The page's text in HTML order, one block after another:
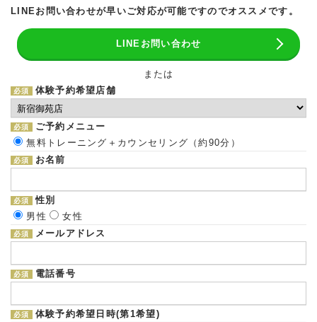
LINEお問い合わせが早いご対応が可能ですのでオススメです。
LINEお問い合わせ
または
必須 体験予約希望店舗
必須
ご予約メニュー
無料トレーニング＋カウンセリング（約90分）
必須 お名前
必須
性別
男性
女性
必須 メールアドレス
必須 電話番号
必須 体験予約希望日時(第1希望)